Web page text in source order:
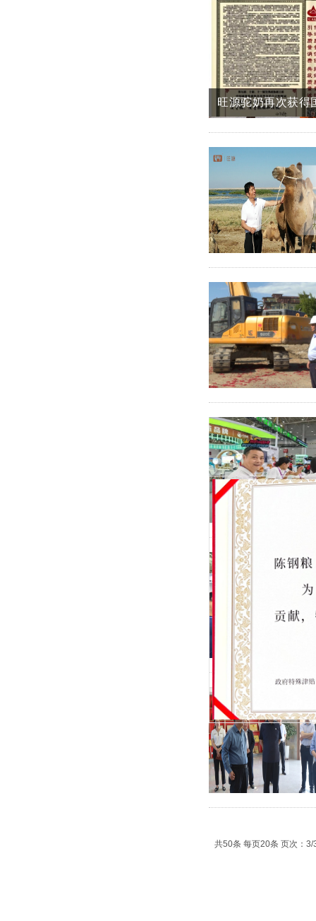
共50条 每页20条 页次：3/
旺源集团携新品惊
热烈祝贺旺源集团
旺源集团为养驼牧
旺源驼奶再次获得